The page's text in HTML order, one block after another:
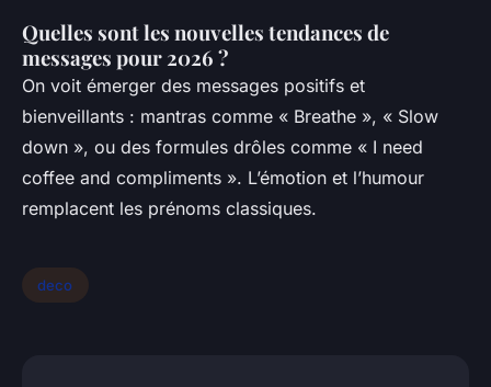
Quelles sont les nouvelles tendances de
messages pour 2026 ?
On voit émerger des messages positifs et
bienveillants : mantras comme « Breathe », « Slow
down », ou des formules drôles comme « I need
coffee and compliments ». L’émotion et l’humour
remplacent les prénoms classiques.
deco